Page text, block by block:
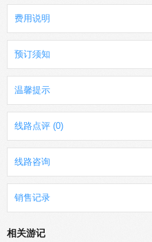
费用说明
预订须知
温馨提示
线路点评 (0)
线路咨询
销售记录
相关游记